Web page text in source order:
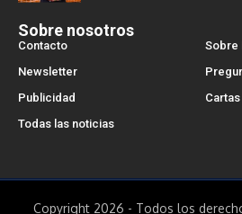
Sobre nosotros
Contacto
Sobre
Newsletter
Publicidad
Todas las noticias
Copyright 2026 - Todos los